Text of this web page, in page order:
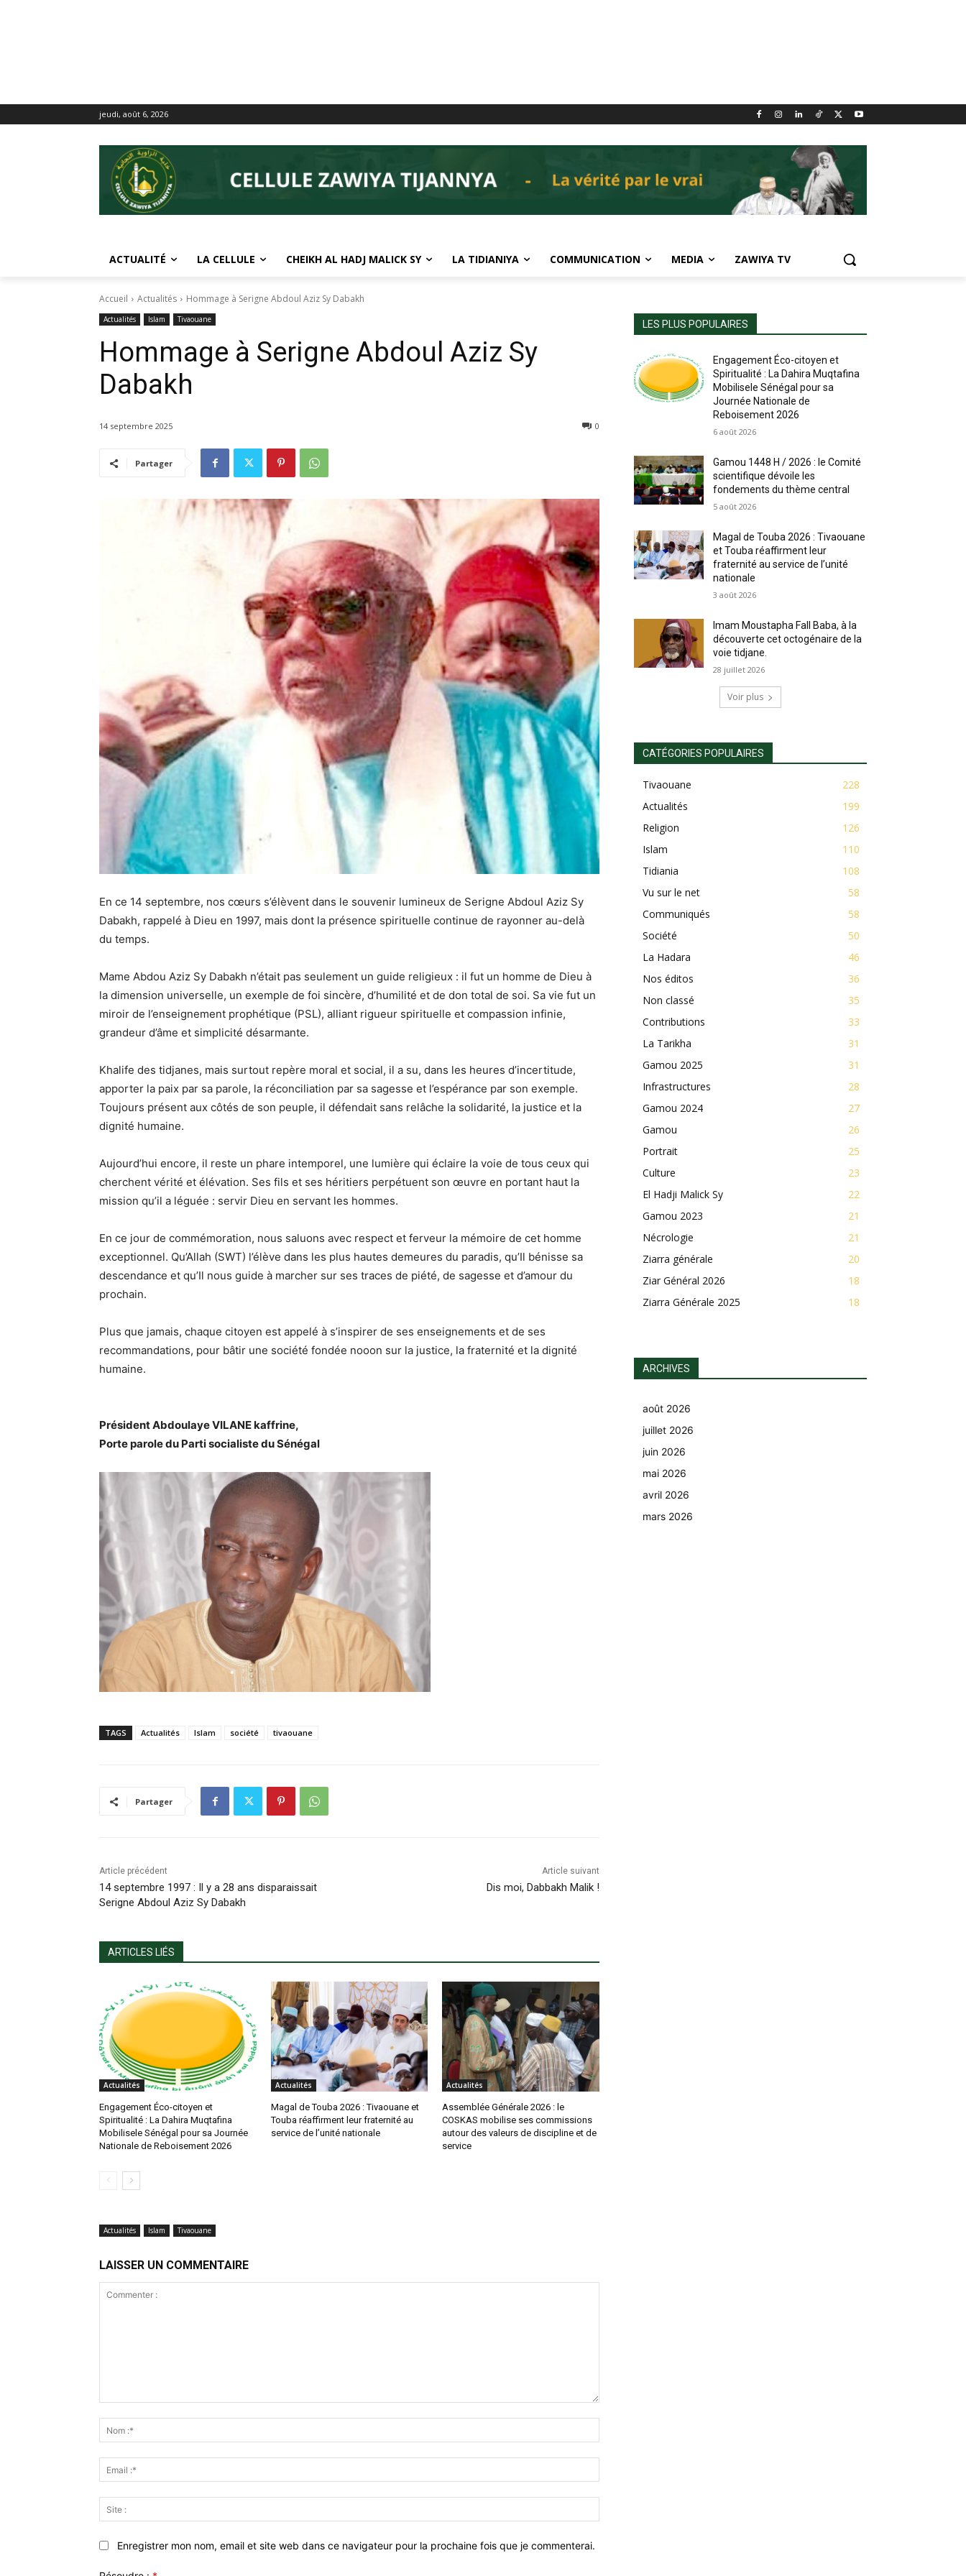
jeudi, août 6, 2026
ACTUALITÉ LA CELLULE CHEIKH AL HADJ MALICK SY LA TIDIANIYA COMMUNICATION MEDIA ZAWIYA TV
Accueil Actualités Hommage à Serigne Abdoul Aziz Sy Dabakh
Actualités Islam Tivaouane
Hommage à Serigne Abdoul Aziz Sy
Dabakh
14 septembre 2025 0
Partager
En ce 14 septembre, nos cœurs s’élèvent dans le souvenir lumineux de Serigne Abdoul Aziz Sy
Dabakh, rappelé à Dieu en 1997, mais dont la présence spirituelle continue de rayonner au-delà
du temps.
Mame Abdou Aziz Sy Dabakh n’était pas seulement un guide religieux : il fut un homme de Dieu à
la dimension universelle, un exemple de foi sincère, d’humilité et de don total de soi. Sa vie fut un
miroir de l’enseignement prophétique (PSL), alliant rigueur spirituelle et compassion infinie,
grandeur d’âme et simplicité désarmante.
Khalife des tidjanes, mais surtout repère moral et social, il a su, dans les heures d’incertitude,
apporter la paix par sa parole, la réconciliation par sa sagesse et l’espérance par son exemple.
Toujours présent aux côtés de son peuple, il défendait sans relâche la solidarité, la justice et la
dignité humaine.
Aujourd’hui encore, il reste un phare intemporel, une lumière qui éclaire la voie de tous ceux qui
cherchent vérité et élévation. Ses fils et ses héritiers perpétuent son œuvre en portant haut la
mission qu’il a léguée : servir Dieu en servant les hommes.
En ce jour de commémoration, nous saluons avec respect et ferveur la mémoire de cet homme
exceptionnel. Qu’Allah (SWT) l’élève dans les plus hautes demeures du paradis, qu’Il bénisse sa
descendance et qu’Il nous guide à marcher sur ses traces de piété, de sagesse et d’amour du
prochain.
Plus que jamais, chaque citoyen est appelé à s’inspirer de ses enseignements et de ses
recommandations, pour bâtir une société fondée nooon sur la justice, la fraternité et la dignité
humaine.
Président Abdoulaye VILANE kaffrine,
Porte parole du Parti socialiste du Sénégal
TAGS Actualités Islam société tivaouane
Partager
Article précédent
14 septembre 1997 : Il y a 28 ans disparaissait
Serigne Abdoul Aziz Sy Dabakh
Article suivant
Dis moi, Dabbakh Malik !
ARTICLES LIÉS
Actualités
Engagement Éco-citoyen et
Spiritualité : La Dahira Muqtafina
Mobilisele Sénégal pour sa Journée
Nationale de Reboisement 2026
Actualités
Magal de Touba 2026 : Tivaouane et
Touba réaffirment leur fraternité au
service de l’unité nationale
Actualités
Assemblée Générale 2026 : le
COSKAS mobilise ses commissions
autour des valeurs de discipline et de
service
Actualités Islam Tivaouane
LAISSER UN COMMENTAIRE
:*
:*
:
Enregistrer mon nom, email et site web dans ce navigateur pour la prochaine fois que je commenterai.
LES PLUS POPULAIRES
Engagement Éco-citoyen et
Spiritualité : La Dahira Muqtafina
Mobilisele Sénégal pour sa
Journée Nationale de
Reboisement 2026
6 août 2026
Gamou 1448 H / 2026 : le Comité
scientifique dévoile les
fondements du thème central
5 août 2026
Magal de Touba 2026 : Tivaouane
et Touba réaffirment leur
fraternité au service de l’unité
nationale
3 août 2026
Imam Moustapha Fall Baba, à la
découverte cet octogénaire de la
voie tidjane.
28 juillet 2026
Voir plus
CATÉGORIES POPULAIRES
Tivaouane
228
Actualités
199
Religion
126
Islam
110
Tidiania
108
Vu sur le net
58
Communiqués
58
Société
50
La Hadara
46
Nos éditos
36
Non classé
35
Contributions
33
La Tarikha
31
Gamou 2025
31
Infrastructures
28
Gamou 2024
27
Gamou
26
Portrait
25
Culture
23
El Hadji Malick Sy
22
Gamou 2023
21
Nécrologie
21
Ziarra générale
20
Ziar Général 2026
18
Ziarra Générale 2025
18
ARCHIVES
août 2026
juillet 2026
juin 2026
mai 2026
avril 2026
mars 2026